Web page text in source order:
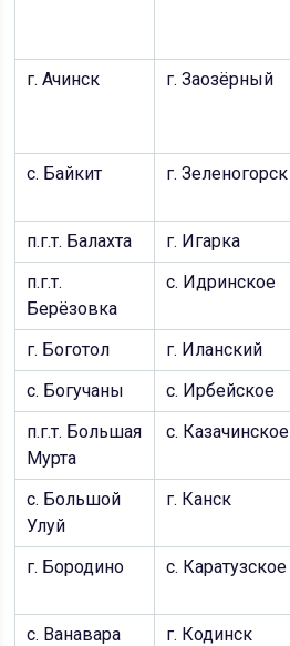
г. Ачинск
г. Заозёрный
с. Байкит
г. Зеленогорск
п.г.т. Балахта
г. Игарка
п.г.т.
Берёзовка
с. Идринское
г. Боготол г. Иланский
с. Богучаны
с. Ирбейское
п.г.т. Большая
Мурта
с. Казачинское
с. Большой
Улуй
г. Канск
г. Бородино
с. Каратузское
с. Ванавара
г. Кодинск